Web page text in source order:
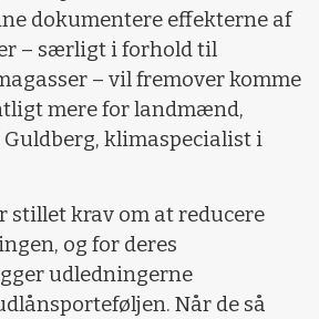
dokumentere effekterne af
– særligt i forhold til
– vil fremover komme
mere for landmænd,
klimaspecialist i
stillet krav om at reducere
og for deres
udledningerne
Når de så